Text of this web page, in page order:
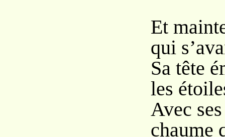
Et
qui
Sa tête
les
Avec
chaume